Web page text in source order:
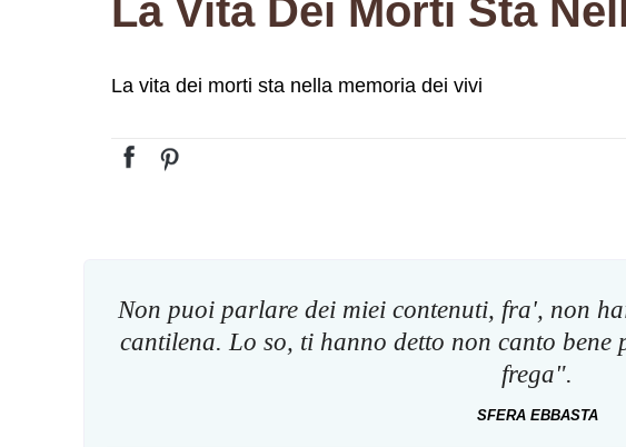
La vita dei morti sta nella memoria dei vivi
Non puoi parlare dei miei contenuti, fra', non
cantilena. Lo so, ti hanno detto non canto
frega".
SFERA EBBASTA